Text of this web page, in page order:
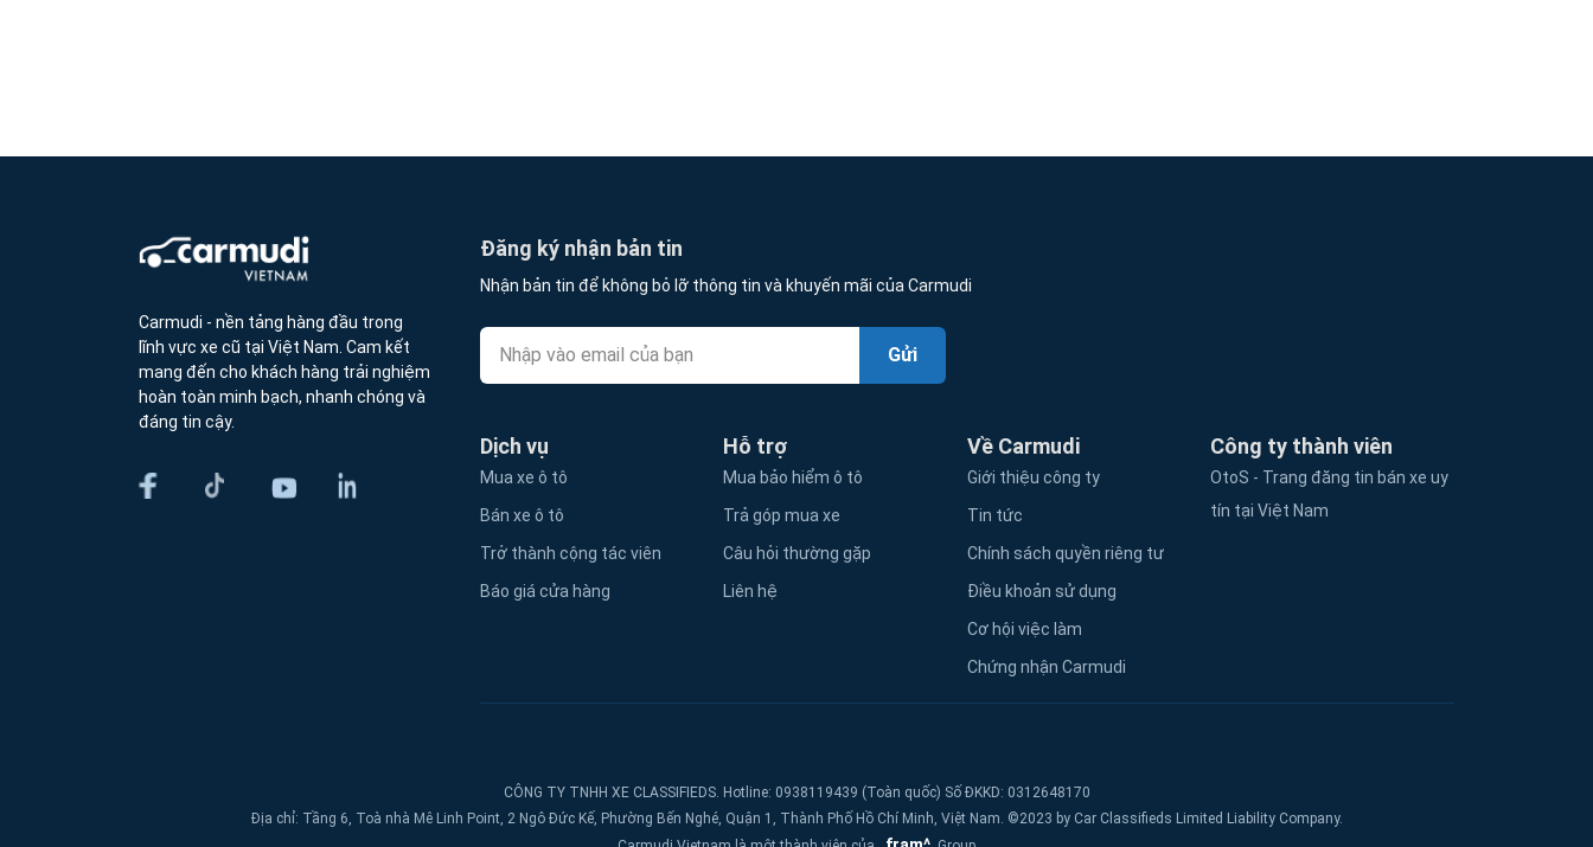
Carmudi - nền tảng hàng đầu trong
lĩnh vực xe cũ tại Việt Nam. Cam kết
mang đến cho khách hàng trải nghiệm
hoàn toàn minh bạch, nhanh chóng và
đáng tin cậy.
Đăng ký nhận bản tin
Nhận bản tin để không bỏ lỡ thông tin và khuyến mãi của Carmudi
Gửi
Dịch vụ
Mua xe ô tô
Bán xe ô tô
Trở thành cộng tác viên
Báo giá cửa hàng
Hỗ trợ
Mua bảo hiểm ô tô
Trả góp mua xe
Câu hỏi thường gặp
Liên hệ
Về Carmudi
Giới thiệu công ty
Tin tức
Chính sách quyền riêng tư
Điều khoản sử dụng
Cơ hội việc làm
Chứng nhận Carmudi
Công ty thành viên
OtoS - Trang đăng tin bán xe uy
tín tại Việt Nam
CÔNG TY TNHH XE CLASSIFIEDS. Hotline: 0938119439 (Toàn quốc) Số ĐKKD: 0312648170
Địa chỉ: Tầng 6, Toà nhà Mê Linh Point, 2 Ngô Đức Kế, Phường Bến Nghé, Quận 1, Thành Phố Hồ Chí Minh, Việt Nam. ©2023 by Car Classifieds Limited Liability Company.